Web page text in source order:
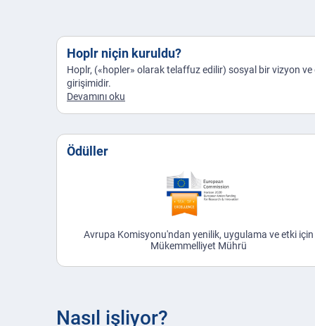
Hoplr niçin kuruldu?
Hoplr, («hopler» olarak telaffuz edilir) sosyal bir vizyon
girişimidir.
Devamını oku
Ödüller
Avrupa Komisyonu'ndan yenilik, uygulama ve etki için
Mükemmelliyet Mührü
Nasıl işliyor?